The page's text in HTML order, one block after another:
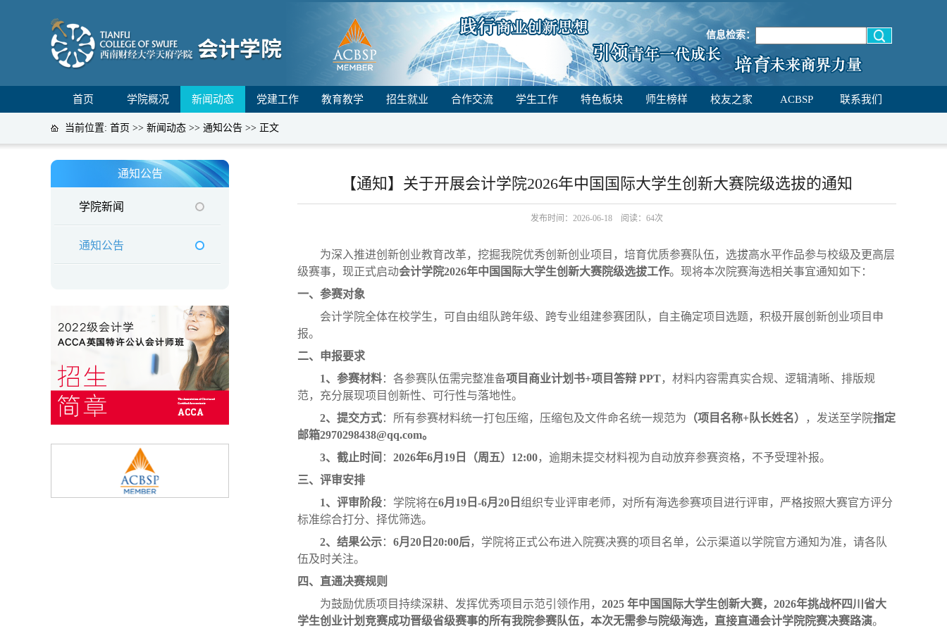
信息检索：
首页 学院概况 新闻动态 党建工作 教育教学 招生就业 合作交流 学生工作 特色板块 师生榜样 校友之家 ACBSP 联系我们
当前位置: 首页 >> 新闻动态 >> 通知公告 >> 正文
通知公告
学院新闻
通知公告
【通知】关于开展会计学院2026年中国国际大学生创新大赛院级选拔的通知
发布时间：2026-06-18 阅读： 64次
为深入推进创新创业教育改革，挖掘我院优秀创新创业项目，培育优质参赛队伍，选拔高水平作品参与校级及更高层
级赛事，现正式启动会计学院2026年中国国际大学生创新大赛院级选拔工作。现将本次院赛海选相关事宜通知如下：
一、参赛对象
会计学院全体在校学生，可自由组队跨年级、跨专业组建参赛团队，自主确定项目选题，积极开展创新创业项目申
报。
二、申报要求
1、 参赛材料：各参赛队伍需完整准备项目商业计划书+项目答辩 PPT，材料内容需真实合规、逻辑清晰、排版规
范，充分展现项目创新性、可行性与落地性。
2、 提交方式：所有参赛材料统一打包压缩，压缩包及文件命名统一规范为 （项目名称+队长姓名） ，发送至学院指定
邮箱2970298438@qq.com。
3、 截止时间 ： 2026年6月19日（周五）12:00，逾期未提交材料视为自动放弃参赛资格，不予受理补报。
三、评审安排
1、 评审阶段：学院将在6月19日 -6月20日 组织专业评审老师，对所有海选参赛项目进行评审，严格按照大赛官方评分
标准综合打分、择优筛选。
2、 结果公示： 6月20日20:00后，学院将正式公布进入院赛决赛的项目名单，公示渠道以学院官方通知为准，请各队
伍及时关注。
四、直通决赛规则
为鼓励优质项目持续深耕、发挥优秀项目示范引领作用， 2025 年中国国际大学生创新大赛， 2026年挑战杯四川省大
学生创业计划竞赛成功晋级省级赛事的所有我院参赛队伍，本次无需参与院级海选，直接直通会计学院院赛决赛路演。